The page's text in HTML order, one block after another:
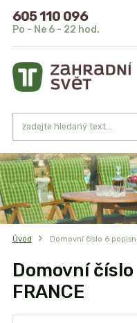
605 110 096
Po - Ne 6 - 22 hod.
Úvod Domovní číslo 6
Domovní
FRANCE